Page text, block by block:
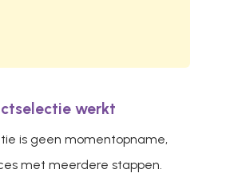
werkt
is geen momentopname,
met meerdere stappen.